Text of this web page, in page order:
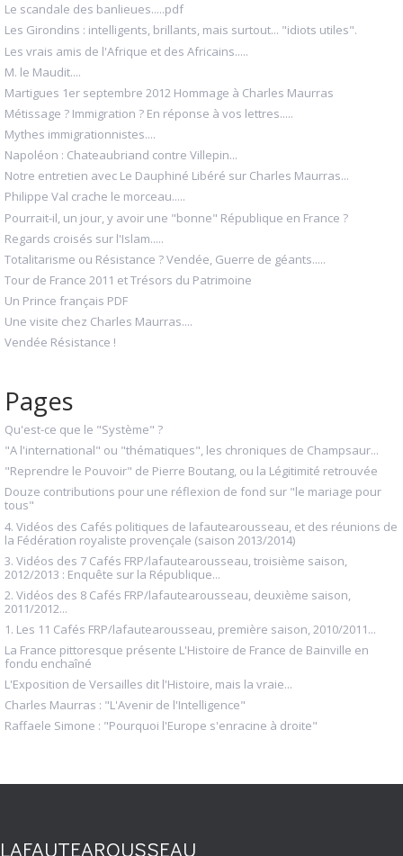
Le scandale des banlieues.....pdf
Les Girondins : intelligents, brillants, mais surtout... "idiots utiles".
Les vrais amis de l'Afrique et des Africains.....
M. le Maudit....
Martigues 1er septembre 2012 Hommage à Charles Maurras
Métissage ? Immigration ? En réponse à vos lettres.....
Mythes immigrationnistes....
Napoléon : Chateaubriand contre Villepin...
Notre entretien avec Le Dauphiné Libéré sur Charles Maurras...
Philippe Val crache le morceau.....
Pourrait-il, un jour, y avoir une "bonne" République en France ?
Regards croisés sur l'Islam.....
Totalitarisme ou Résistance ? Vendée, Guerre de géants.....
Tour de France 2011 et Trésors du Patrimoine
Un Prince français PDF
Une visite chez Charles Maurras....
Vendée Résistance !
Pages
Qu'est-ce que le "Système" ?
"A l'international" ou "thématiques", les chroniques de Champsaur...
"Reprendre le Pouvoir" de Pierre Boutang, ou la Légitimité retrouvée
Douze contributions pour une réflexion de fond sur "le mariage pour
tous"
4. Vidéos des Cafés politiques de lafautearousseau, et des réunions de
la Fédération royaliste provençale (saison 2013/2014)
3. Vidéos des 7 Cafés FRP/lafautearousseau, troisième saison,
2012/2013 : Enquête sur la République...
2. Vidéos des 8 Cafés FRP/lafautearousseau, deuxième saison,
2011/2012...
1. Les 11 Cafés FRP/lafautearousseau, première saison, 2010/2011...
La France pittoresque présente L'Histoire de France de Bainville en
fondu enchaîné
L'Exposition de Versailles dit l'Histoire, mais la vraie...
Charles Maurras : "L'Avenir de l'Intelligence"
Raffaele Simone : "Pourquoi l'Europe s'enracine à droite"
LAFAUTEAROUSSEAU